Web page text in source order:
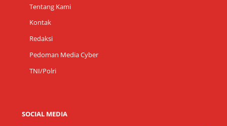
Tentang Kami
Kontak
Redaksi
Pedoman Media Cyber
TNI/Polri
SOCIAL MEDIA